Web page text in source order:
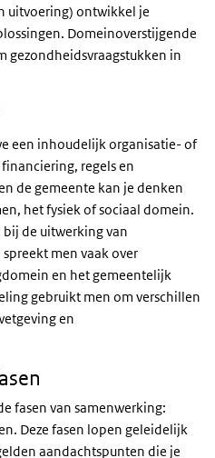
uitvoering) ontwikkel je
Domeinoverstijgende
gezondheidsvraagstukken in
een inhoudelijk organisatie- of
regels en
de gemeente kan je denken
het fysiek of sociaal domein.
bij de uitwerking van
men vaak over
en het gemeentelijk
gebruikt men om verschillen
en
fasen van samenwerking:
Deze fasen lopen geleidelijk
aandachtspunten die je